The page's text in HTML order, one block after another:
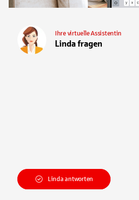
Linda fragen
Ihre virtuelle Assistentin
Linda antworten